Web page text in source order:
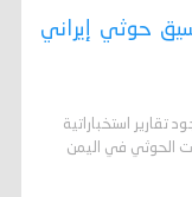
حوثي إيراني
استخباراتية
الحوثي في اليمن